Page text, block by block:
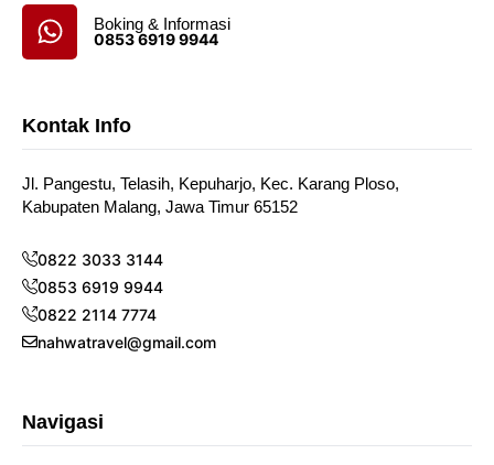
Boking & Informasi
0853 6919 9944
Kontak Info
Jl. Pangestu, Telasih, Kepuharjo, Kec. Karang Ploso,
Kabupaten Malang, Jawa Timur 65152
0822 3033 3144
0853 6919 9944
0822 2114 7774
nahwatravel@gmail.com
Navigasi